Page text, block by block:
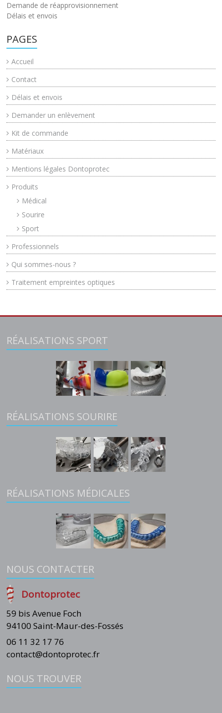
Demande de réapprovisionnement
Délais et envois
PAGES
Accueil
Contact
Délais et envois
Demander un enlèvement
Kit de commande
Matériaux
Mentions légales Dontoprotec
Produits
Médical
Sourire
Sport
Professionnels
Qui sommes-nous ?
Traitement empreintes optiques
RÉALISATIONS SPORT
RÉALISATIONS SOURIRE
RÉALISATIONS MÉDICALES
NOUS CONTACTER
Dontoprotec
59 bis Avenue Foch
94100 Saint-Maur-des-Fossés
06 11 32 17 76
contact@dontoprotec.fr
NOUS TROUVER